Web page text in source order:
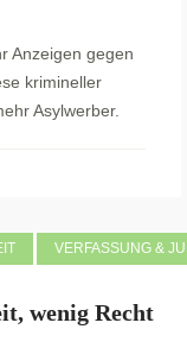
Anzeigen gegen
krimineller
Asylwerber.
VERFASSUNG &
wenig Recht